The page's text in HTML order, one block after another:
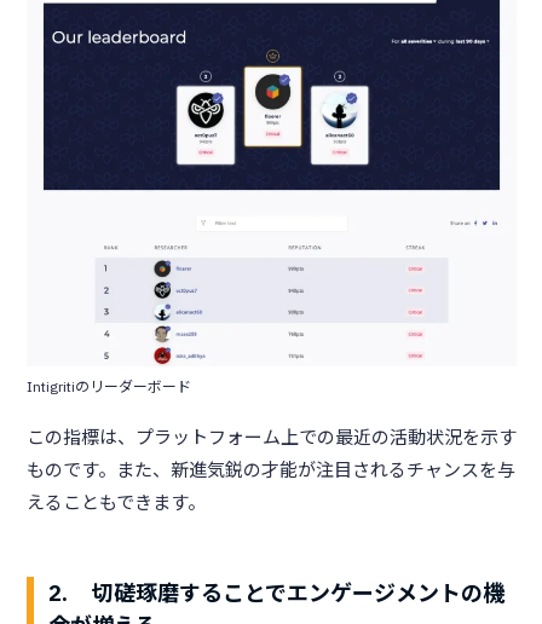
Intigritiのリーダーボード
この指標は、プラットフォーム上での最近の活動状況を示す
ものです。また、新進気鋭の才能が注目されるチャンスを与
えることもできます。
2. 切磋琢磨することでエンゲージメントの機